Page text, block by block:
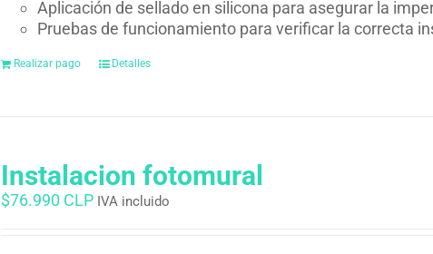
Aplicación de sellado en silicona para asegurar la
Pruebas de funcionamiento para verificar la correcta
Realizar pago Detalles
Instalacion fotomural
$76.990 CLP IVA incluido